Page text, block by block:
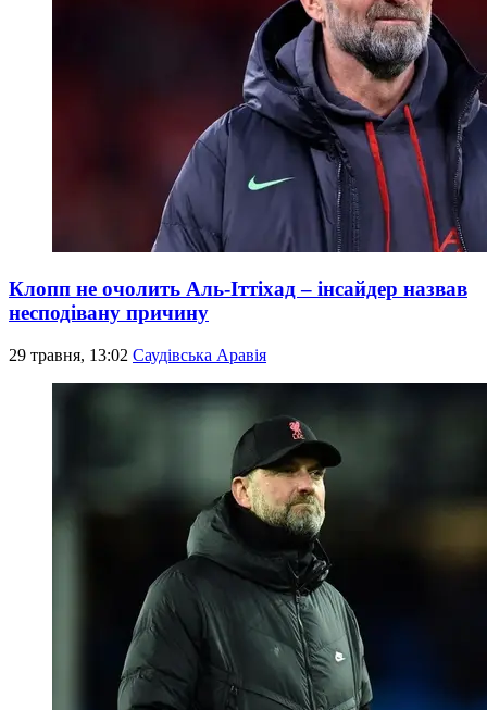
Клопп не очолить Аль-Іттіхад – інсайдер назвав
несподівану причину
29 травня, 13:02 Саудівська Аравія